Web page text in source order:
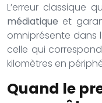
L’erreur classique
médiatique et
omniprésente dans
celle qui
kilomètres en
Quand le